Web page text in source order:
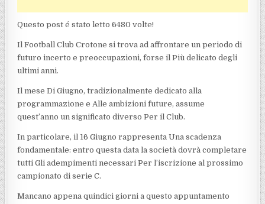
Questo post é stato letto 6480 volte!
Il Football Club Crotone si trova ad affrontare un periodo di
futuro incerto e preoccupazioni, forse il Più delicato degli
ultimi anni.
Il mese Di Giugno, tradizionalmente dedicato alla
programmazione e Alle ambizioni future, assume
quest’anno un significato diverso Per il Club.
In particolare, il 16 Giugno rappresenta Una scadenza
fondamentale: entro questa data la società dovrà completare
tutti Gli adempimenti necessari Per l’iscrizione al prossimo
campionato di serie C.
Mancano appena quindici giorni a questo appuntamento